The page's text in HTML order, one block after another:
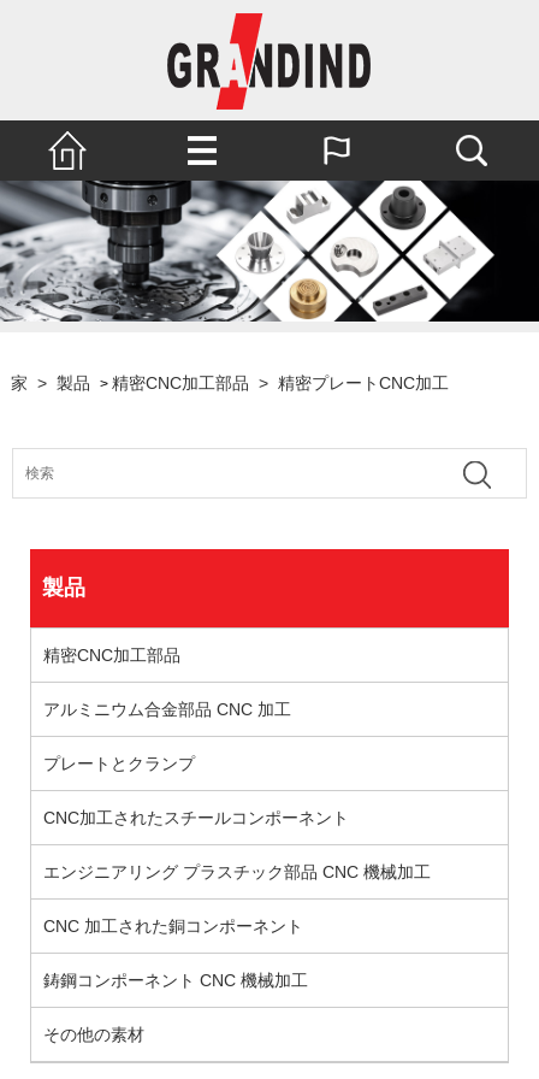
家 > 製品 > 精密CNC加工部品 > 精密プレートCNC加工
製品
精密CNC加工部品
アルミニウム合金部品 CNC 加工
プレートとクランプ
CNC加工されたスチールコンポーネント
エンジニアリング プラスチック部品 CNC 機械加工
CNC 加工された銅コンポーネント
鋳鋼コンポーネント CNC 機械加工
その他の素材